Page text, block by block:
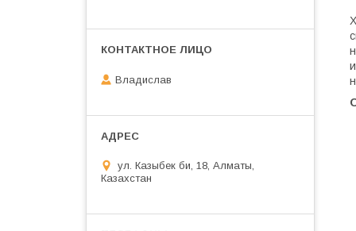
Владислав
ул. Казыбек би, 18, Алматы,
Казахстан